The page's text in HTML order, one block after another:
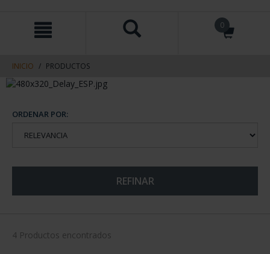
contenido
navegacin
0
INICIO PRODUCTOS
ORDENAR POR:
REFINAR
4 Productos encontrados